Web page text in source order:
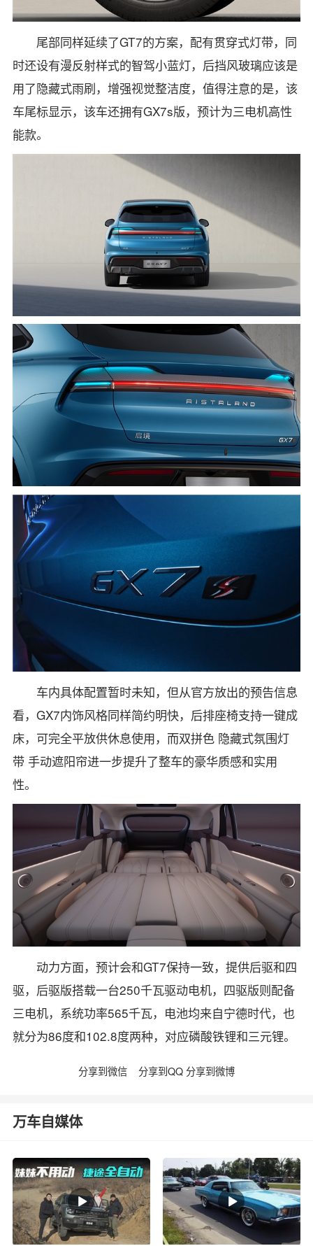
尾部同样延续了GT7的方案，配有贯穿式灯带，同
时还设有漫反射样式的智驾小蓝灯，后挡风玻璃应该是
用了隐藏式雨刷，增强视觉整洁度，值得注意的是，该
车尾标显示，该车还拥有GX7s版，预计为三电机高性
能款。
车内具体配置暂时未知，但从官方放出的预告信息
看，GX7内饰风格同样简约明快，后排座椅支持一键成
床，可完全平放供休息使用，而双拼色 隐藏式氛围灯
带 手动遮阳帘进一步提升了整车的豪华质感和实用
性。
动力方面，预计会和GT7保持一致，提供后驱和四
驱，后驱版搭载一台250千瓦驱动电机，四驱版则配备
三电机，系统功率565千瓦，电池均来自宁德时代，也
就分为86度和102.8度两种，对应磷酸铁锂和三元锂。
分享到微信 分享到QQ 分享到微博
万车自媒体